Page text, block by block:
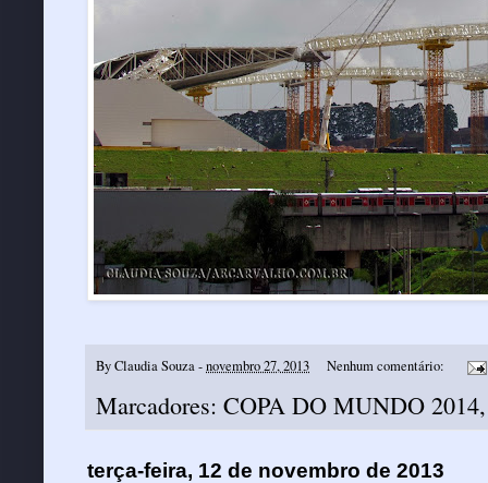
ByClaudia Souza-novembro 27, 2013 Nenhum comentário:
Marcadores: COPA DO MUNDO 2014
terça-feira, 12 de novembro de 2013